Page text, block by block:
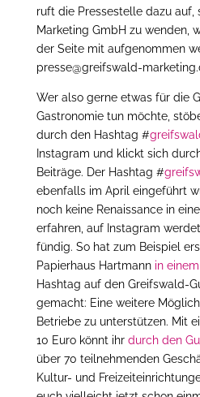
ruft die Pressestelle dazu auf,
Marketing GmbH zu wenden,
der Seite mit aufgenommen
presse@greifswald-
Wer also gerne etwas für die
Gastronomie tun möchte,
durch den Hashtag #
Instagram und klickt sich
Beiträge. Der Hashtag #
ebenfalls im April eingeführt
noch keine Renaissance in
erfahren, auf Instagram
fündig. So hat zum Beispiel
Papierhaus Hartmann in
Hashtag auf den Greifswald-
gemacht: Eine weitere
Betriebe zu unterstützen. Mit
10 Euro könnt ihr durch den
über 70 teilnehmenden
Kultur- und